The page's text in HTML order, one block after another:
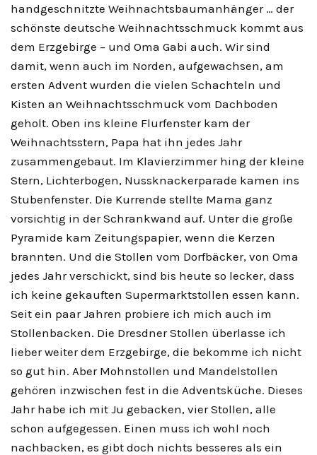
handgeschnitzte Weihnachtsbaumanhänger … der
schönste deutsche Weihnachtsschmuck kommt aus
dem Erzgebirge – und Oma Gabi auch. Wir sind
damit, wenn auch im Norden, aufgewachsen, am
ersten Advent wurden die vielen Schachteln und
Kisten an Weihnachtsschmuck vom Dachboden
geholt. Oben ins kleine Flurfenster kam der
Weihnachtsstern, Papa hat ihn jedes Jahr
zusammengebaut. Im Klavierzimmer hing der kleine
Stern, Lichterbogen, Nussknackerparade kamen ins
Stubenfenster. Die Kurrende stellte Mama ganz
vorsichtig in der Schrankwand auf. Unter die große
Pyramide kam Zeitungspapier, wenn die Kerzen
brannten. Und die Stollen vom Dorfbäcker, von Oma
jedes Jahr verschickt, sind bis heute so lecker, dass
ich keine gekauften Supermarktstollen essen kann.
Seit ein paar Jahren probiere ich mich auch im
Stollenbacken. Die Dresdner Stollen überlasse ich
lieber weiter dem Erzgebirge, die bekomme ich nicht
so gut hin. Aber Mohnstollen und Mandelstollen
gehören inzwischen fest in die Adventsküche. Dieses
Jahr habe ich mit Ju gebacken, vier Stollen, alle
schon aufgegessen. Einen muss ich wohl noch
nachbacken, es gibt doch nichts besseres als ein